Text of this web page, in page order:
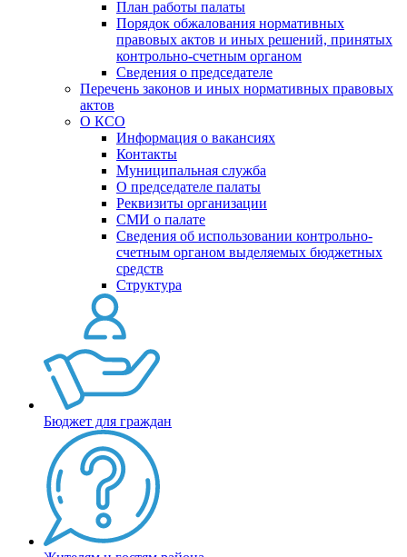
План работы палаты
Порядок обжалования нормативных
правовых актов и иных решений, принятых
контрольно-счетным органом
Сведения о председателе
Перечень законов и иных нормативных правовых
актов
О КСО
Информация о вакансиях
Контакты
Муниципальная служба
О председателе палаты
Реквизиты организации
СМИ о палате
Сведения об использовании контрольно-
счетным органом выделяемых бюджетных
средств
Структура
Бюджет для граждан